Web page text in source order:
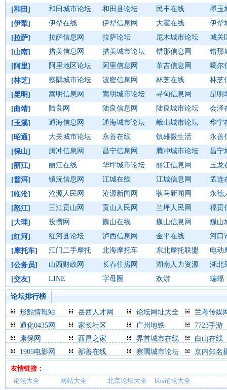
[和田 ] 和田城市论坛 和田县论坛 民丰在线
墨玉
[伊犁] 伊犁在线 伊犁信息网 大霍在线
伊犁
[拉萨] 拉萨信息网 拉萨论坛 尼木城市论坛
城关
[山南] 措美信息网 措美城市论坛 错那信息网
错那
[ 阿里] 阿里地区论坛 阿里信息网 革吉信息网
噶尔
[林芝] 察隅城市论坛 波密信息网 林芝在线
林芝
[昆明] 嵩明信息网 嵩明城市论坛 寻甸信息网
昆明
[曲靖] 陆良网 陆良信息网 陆良城市论坛
会泽
[玉溪] 通海信息网 通海城市论坛 峨山城市论坛
华宁
[昭通] 大关城市论坛 永善在线 镇雄微生活
永善
[保山] 腾冲信息网 昌宁信息网 腾冲城市论坛
昌宁
[丽江] 丽江在线 华坪城市论坛 丽江信息网
玉龙
[普洱] 镇沅信息网 江城在线 江城信息网
孟连
[临沧] 沧源人民网 沧源新闻网 耿马新闻网
永德
[怒江] 三江贡山网 贡山人民网 兰坪人民网
福贡
[大理] 投攒网 巍山在线 巍山信息网
巍山
[红河] 红河县论坛 泸西信息网 金平在线
河口
[摩托车] 江门二手摩托 北海摩托车 东北摩托联盟
电动
[公务员] 山西财政网 长春住房网 湖南人力资源
湖北
[交友] LINE 字母圈 欢游 蝙蝠
论坛排行榜
形點情報站 岳西人才网 论坛网址大全
兰考传媒
通化0435网
家长社区 广州地铁
7723手游
康保网
西昌之家 界首城市在线
白山在线
1905电影网
鄯善在线 察隅城市论坛 京内知名
友情链接：
论坛大全
网站大全 北京论坛大全 bbs论坛大全